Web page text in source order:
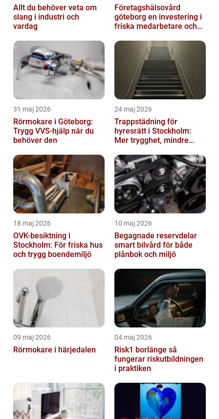
Allt du behöver veta om
slang i industri och
vardag
Företagshälsovård
göteborg en investering i
friska medarbetare och
31 maj 2026
Rörmokare i Göteborg:
Trygg VVS-hjälp när du
behöver den
24 maj 2026
Trappstädning för
hyresrätt i Stockholm:
Mer trygghet, mindre
18 maj 2026
OVK-besiktning i
Stockholm: För friska hus
och trygg boendemiljö
10 maj 2026
Begagnade reservdelar
smart bilvård för både
plånbok och miljö
09 maj 2026
Rörmokare i härjedalen
04 maj 2026
Risk1 borlänge så
fungerar riskutbildningen
i praktiken